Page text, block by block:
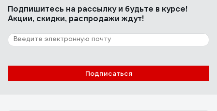
Подпишитесь на рассылкуи будьте в курсе!
Акции, скидки, распродажи ждут!
Подписаться